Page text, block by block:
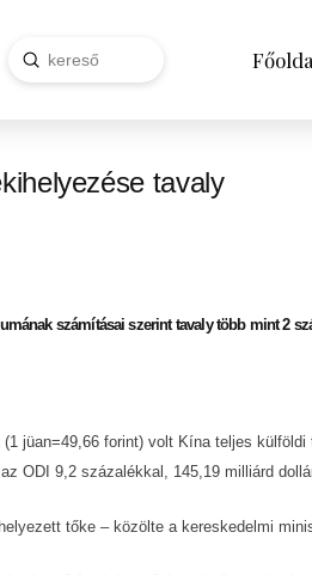
Search
Submit
tavaly
számításai szerint tavaly több mint 2
(1 jüan=49,66 forint) volt Kína teljes
ODI 9,2 százalékkal, 145,19 milliárd
tőke – közölte a kereskedelmi